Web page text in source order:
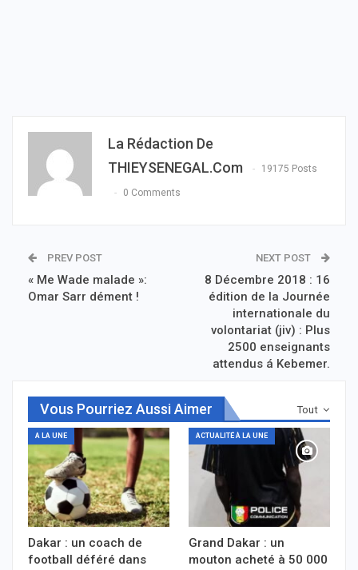
La Rédaction De
THIEYSENEGAL.com
19175 Posts
0 Comments
PREV POST
« Me Wade malade »:
Omar Sarr dément !
NEXT POST
8 Décembre 2018 : 16
édition de la Journée
internationale du
volontariat (jiv) : Plus
2500 enseignants
attendus á Kebemer.
Tout
Vous Pourriez Aussi Aimer
A LA UNE
Dakar : un coach de
football déféré dans
ACTUALITÉ À LA UNE
Grand Dakar : un
mouton acheté à 50 000